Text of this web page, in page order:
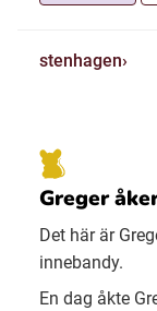
stenhagen
Greger
Det här är
innebandy.
En dag åkte